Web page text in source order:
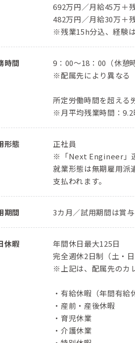
692万円／⽉給45万＋
482万円／⽉給30万＋
※残業15h分込、経験
時間
9：00〜18：00（休憩
※配属先により異なる
所定労働時間を超える
※月平均残業時間：9.2
形態
正社員
※「Next Engineer」
就業形態は無期雇用派
支払われます。
期間 3カ月／試用期間は賞
休暇
年間休日最大125日
完全週休2日制（土・
※上記は、配属先のカ
・有給休暇（年間有給
・産前・産後休暇
・育児休業
・介護休業